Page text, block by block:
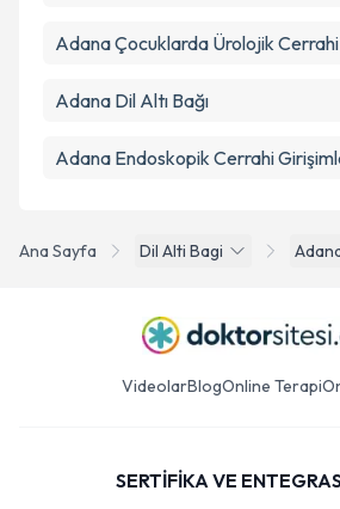
Ana Sayfa Dil Alti Bagi
Adana Çocuklarda Ürolojik Cerrahi
Adana Dil Altı Bağı
Adana Endoskopik Cerrahi
VideolarBlogOnline Terapi
SERTİFİKA VE